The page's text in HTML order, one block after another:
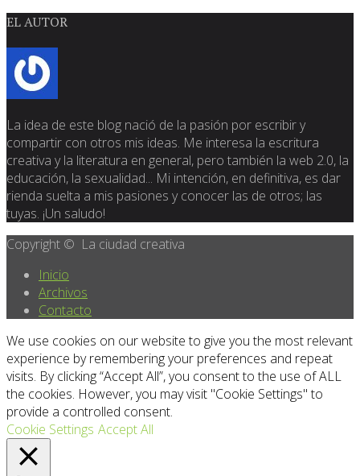
EL AUTOR
La idea de este blog nació de la pasión por escribir y
compartir con otros mis ideas. Me interesa la escritura
creativa y la literatura en general, pero también la web 2.0, la
educación, la sexualidad... Mi intención, en definitiva, es dar
rienda suelta a mis pasiones y conocer las de otros; las
tuyas. ¡Un saludo!
Copyright © La ciudad creativa
Inicio
Archivos
Contacto
We use cookies on our website to give you the most relevant
experience by remembering your preferences and repeat
visits. By clicking “Accept All”, you consent to the use of ALL
the cookies. However, you may visit "Cookie Settings" to
provide a controlled consent.
Cookie Settings Accept All